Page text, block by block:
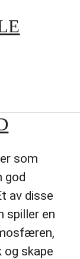
som
god
av disse
spiller en
og skape